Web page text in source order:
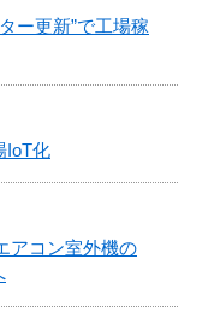
ー更新”で工場稼
IoT化
アコン室外機の